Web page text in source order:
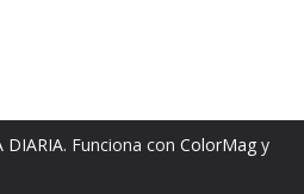
DIARIA. Funciona con ColorMag y